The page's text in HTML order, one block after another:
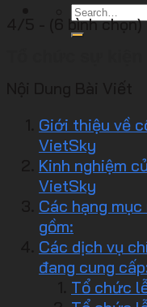
4/5 - (6 bình chọn)
Giới thiệu về
VietSky
Kinh nghiệm
VietSky
Các hạng
gồm:
Các dịch vụ
đang cung
Tổ chức